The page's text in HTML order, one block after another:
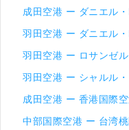
成田空港 ー ダニエル
羽田空港 ー ダニエル
羽田空港 ー ロサンゼ
羽田空港 ー シャルル
成田空港 ー 香港国際
中部国際空港 ー 台湾